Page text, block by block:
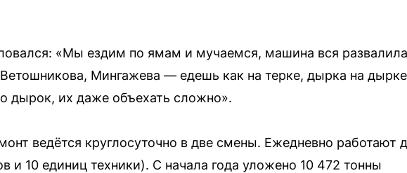
«Мы ездим по ямам и мучаемся, машина вся
Мингажева — едешь как на терке, дырка на
дырок, их даже объехать сложно».
ведётся круглосуточно в две смены. Ежедневно работают
и 10 единиц техники). С начала года уложено 10 472 тонны